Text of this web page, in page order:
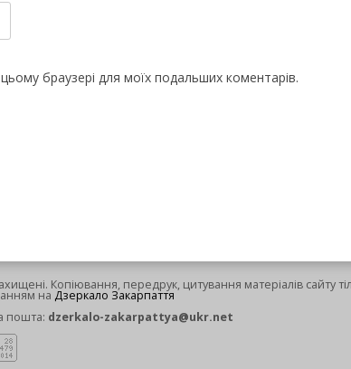
браузері для моїх подальших коментарів.
Копіювання, передрук, цитування матеріалів сайту
на Дзеркало Закарпаття
пошта: dzerkalo-zakarpattya@ukr.net